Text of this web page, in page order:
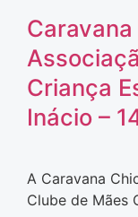
Criança
Inácio –
A Caravana
Clube de Mães